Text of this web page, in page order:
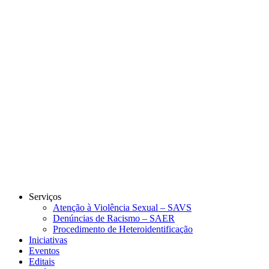
Serviços
Atenção à Violência Sexual – SAVS
Denúncias de Racismo – SAER
Procedimento de Heteroidentificação
Iniciativas
Eventos
Editais